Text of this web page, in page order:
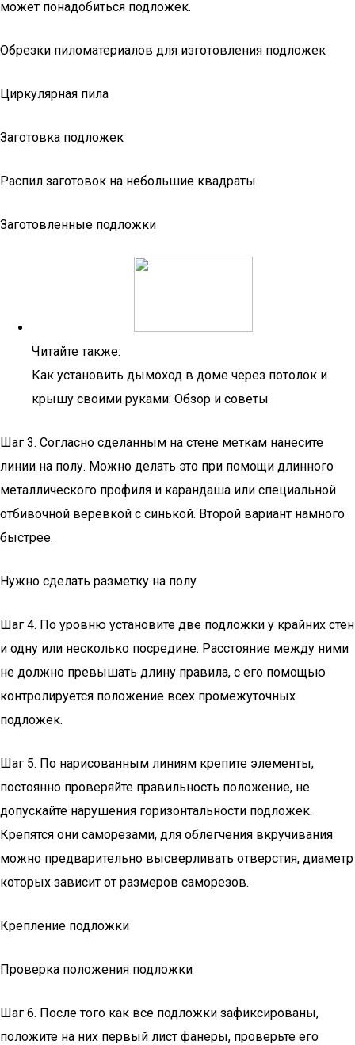
может понадобиться подложек.
Обрезки пиломатериалов для изготовления подложек
Циркулярная пила
Заготовка подложек
Распил заготовок на небольшие квадраты
Заготовленные подложки
Читайте также:
Как установить дымоход в доме через потолок и
крышу своими руками: Обзор и советы
Шаг 3. Согласно сделанным на стене меткам нанесите
линии на полу. Можно делать это при помощи длинного
металлического профиля и карандаша или специальной
отбивочной веревкой с синькой. Второй вариант намного
быстрее.
Нужно сделать разметку на полу
Шаг 4. По уровню установите две подложки у крайних стен
и одну или несколько посредине. Расстояние между ними
не должно превышать длину правила, с его помощью
контролируется положение всех промежуточных
подложек.
Шаг 5. По нарисованным линиям крепите элементы,
постоянно проверяйте правильность положение, не
допускайте нарушения горизонтальности подложек.
Крепятся они саморезами, для облегчения вкручивания
можно предварительно высверливать отверстия, диаметр
которых зависит от размеров саморезов.
Крепление подложки
Проверка положения подложки
Шаг 6. После того как все подложки зафиксированы,
положите на них первый лист фанеры, проверьте его